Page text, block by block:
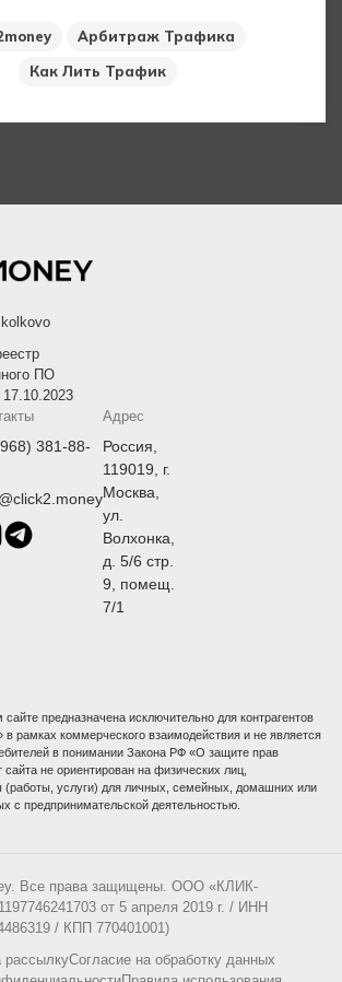
Арбитраж Трафика
Как Лить Трафик
ПО
381-88-
Адрес
Россия,
119019, г.
Москва,
ул.
Волхонка,
д. 5/6 стр.
9, помещ.
7/1
предназначена исключительно для контрагентов
коммерческого взаимодействия и не является
в понимании Закона РФ «О защите прав
сайта не ориентирован на физических лиц,
(работы, услуги) для личных, семейных, домашних или
с предпринимательской деятельностью.
Все права защищены. ООО «КЛИК-
от 5 апреля 2019 г. / ИНН
/ КПП 770401001)
рассылкуСогласие на обработку данных